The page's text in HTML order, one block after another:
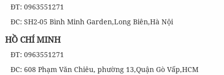
ĐT: 0963551271
ĐC: SH2-05 Bình Minh Garden,Long Biên,Hà Nội
HỒ CHÍ MINH
ĐT: 0963551271
ĐC: 608 Phạm Văn Chiêu, phường 13,Quận Gò Vấp,HCM